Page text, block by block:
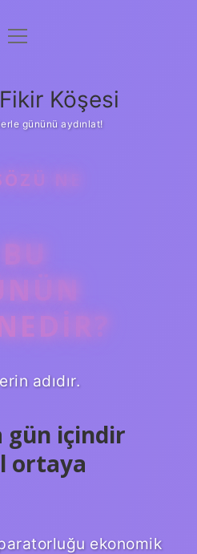
Uyarı
menüyü
Köşesi
gününü aydınlat!
NE
adıdır.
gün içindir
ortaya
ekonomik